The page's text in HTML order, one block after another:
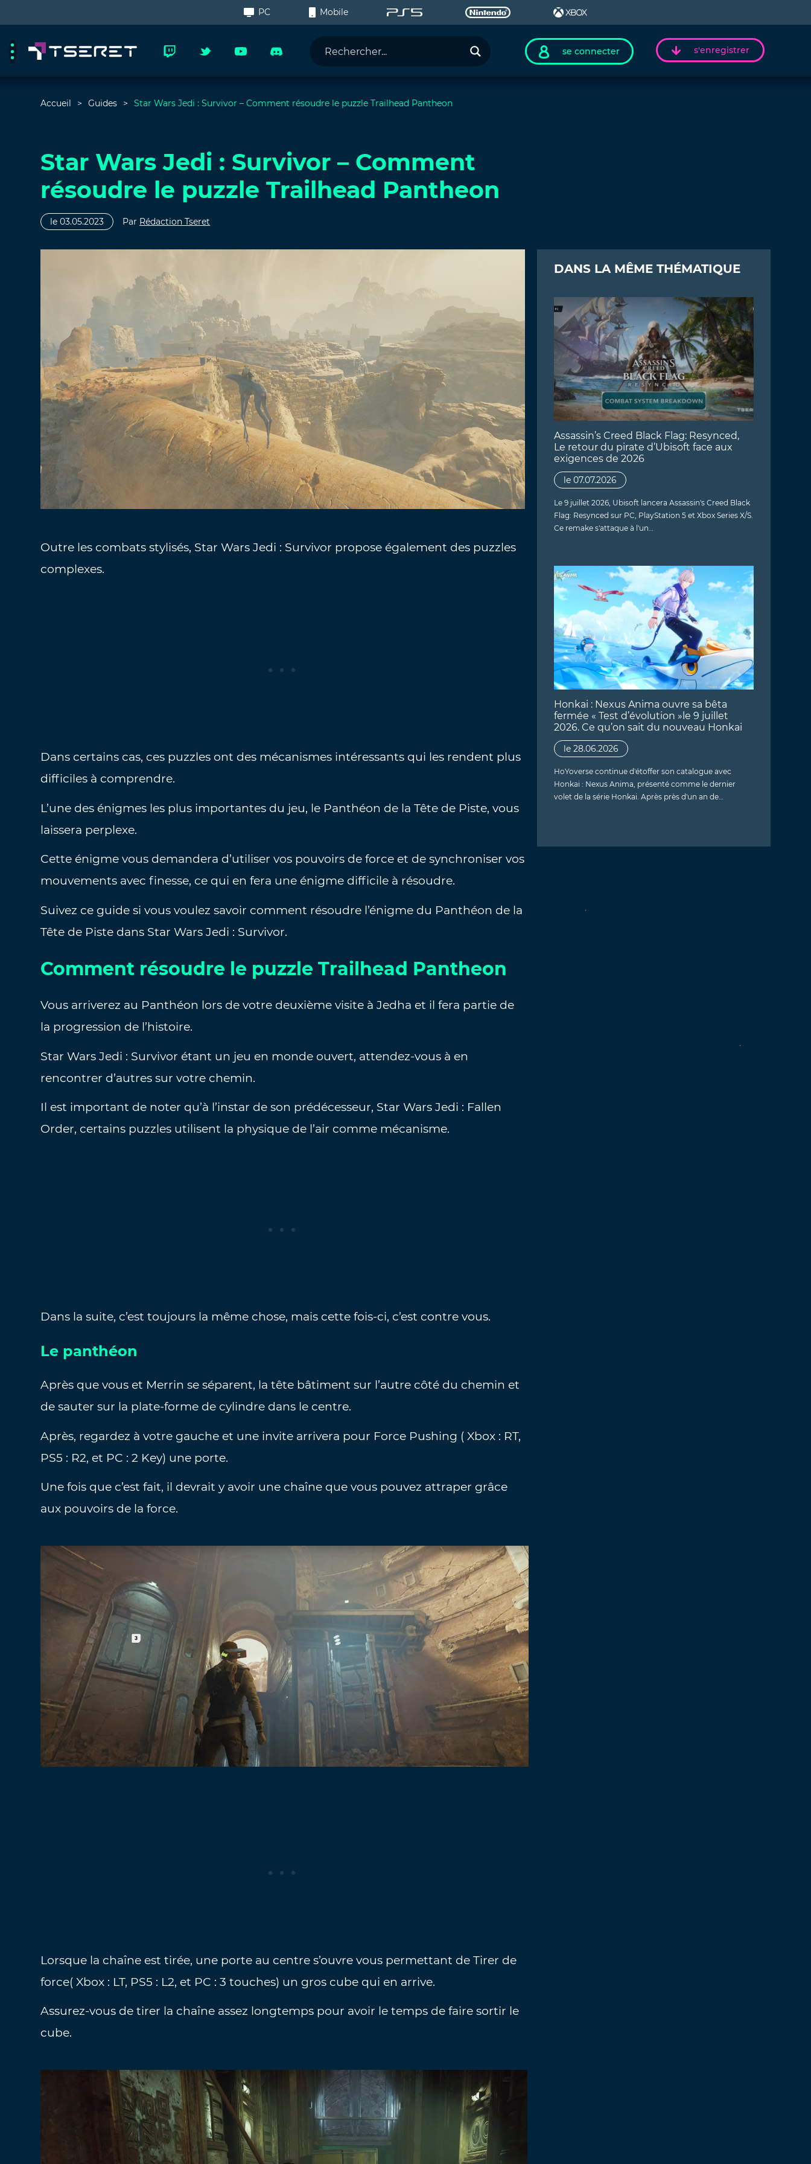
PC Mobile
se connecter s'enregistrer
Accueil Guides Star Wars Jedi : Survivor – Comment résoudre le puzzle Trailhead Pantheon
Star Wars Jedi : Survivor – Comment
résoudre le puzzle Trailhead Pantheon
le 03.05.2023 Par Rédaction Tseret
Outre les combats stylisés, Star Wars Jedi : Survivor propose également des puzzles
complexes.
Dans certains cas, ces puzzles ont des mécanismes intéressants qui les rendent plus
difficiles à comprendre.
L’une des énigmes les plus importantes du jeu, le Panthéon de la Tête de Piste, vous
laissera perplexe.
Cette énigme vous demandera d’utiliser vos pouvoirs de force et de synchroniser vos
mouvements avec finesse, ce qui en fera une énigme difficile à résoudre.
Suivez ce guide si vous voulez savoir comment résoudre l’énigme du Panthéon de la
Tête de Piste dans Star Wars Jedi : Survivor.
Comment résoudre le puzzle Trailhead Pantheon
Vous arriverez au Panthéon lors de votre deuxième visite à Jedha et il fera partie de
la progression de l’histoire.
Star Wars Jedi : Survivor étant un jeu en monde ouvert, attendez-vous à en
rencontrer d’autres sur votre chemin.
Il est important de noter qu’à l’instar de son prédécesseur, Star Wars Jedi : Fallen
Order, certains puzzles utilisent la physique de l’air comme mécanisme.
Dans la suite, c’est toujours la même chose, mais cette fois-ci, c’est contre vous.
Le panthéon
Après que vous et Merrin se séparent, la tête bâtiment sur l’autre côté du chemin et
de sauter sur la plate-forme de cylindre dans le centre.
Après, regardez à votre gauche et une invite arrivera pour Force Pushing ( Xbox : RT,
PS5 : R2, et PC : 2 Key) une porte.
Une fois que c’est fait, il devrait y avoir une chaîne que vous pouvez attraper grâce
aux pouvoirs de la force.
Lorsque la chaîne est tirée, une porte au centre s’ouvre vous permettant de Tirer de
force( Xbox : LT, PS5 : L2, et PC : 3 touches) un gros cube qui en arrive.
Assurez-vous de tirer la chaîne assez longtemps pour avoir le temps de faire sortir le
cube.
DANS LA MÊME THÉMATIQUE
Assassin’s Creed Black Flag: Resynced,
Le retour du pirate d’Ubisoft face aux
exigences de 2026
le 07.07.2026
Le 9 juillet 2026, Ubisoft lancera Assassin's Creed Black
Flag: Resynced sur PC, PlayStation 5 et Xbox Series X/S.
Ce remake s'attaque à l'un…
Honkai : Nexus Anima ouvre sa bêta
fermée « Test d’évolution »le 9 juillet
2026. Ce qu’on sait du nouveau Honkai
le 28.06.2026
HoYoverse continue d'étoffer son catalogue avec
Honkai : Nexus Anima, présenté comme le dernier
volet de la série Honkai. Après près d'un an de…